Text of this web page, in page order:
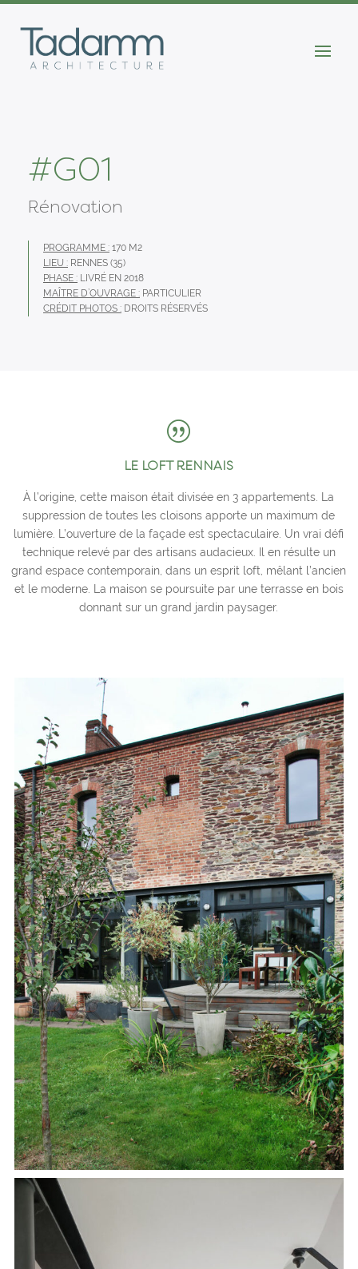
#G01
Rénovation
PROGRAMME : 170 M2
LIEU : RENNES (35)
PHASE : LIVRÉ EN 2018
MAÎTRE D’OUVRAGE : PARTICULIER
CRÉDIT PHOTOS : DROITS RÉSERVÉS
|
LE LOFT RENNAIS
À l’origine, cette maison était divisée en 3 appartements. La
suppression de toutes les cloisons apporte un maximum de
lumière. L’ouverture de la façade est spectaculaire. Un vrai défi
technique relevé par des artisans audacieux. Il en résulte un
grand espace contemporain, dans un esprit loft, mêlant l’ancien
et le moderne. La maison se poursuite par une terrasse en bois
donnant sur un grand jardin paysager.